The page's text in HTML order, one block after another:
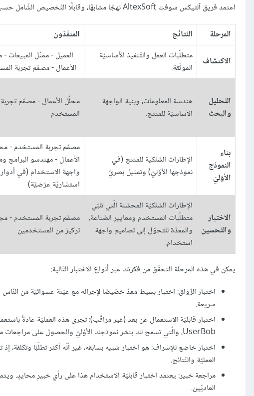
اعتمد فريق آلتيكس سوفت AltexSoft نهجًا مشابهًا، وقابلًا التّخصيص الشّامل حسب تفاصيل مشروعك. وتتبع خطّة تطوير تجربة المستخدم عادةً المراحل التّالية:
المرحلة
النّتائج المنفّذون
الاكتشاف
متطلّبات العمل والتّنفيذ الأساسيّة
الموثّقة.
العميل - ممثّل المبيعات
الأعمال - مصمّم تجربة
التّحليل
والبحث
هندسة المعلومات، وبنية الواجهة
الأساسيّة للمنتج.
محلّل الأعمال - مصمّم تجربة
المستخدم
بناء
النموذج
الأوّليّ
الإطارات السّلكية للمنتج (في
نموذجها الأوّليّ) وتمثيل بصريّ
مصمّم تجربة المستخدم -
الأعمال - مهندسو البرامج
واجهة الاستخدام (في أدوار
استشاريّة عرَضيَّة)
الاختبار
والتّحسين
الإطارات السّلكيّة المحسّنة الّتي تلبّي
متطلّبات المستخدم ومعايير الصّناعة،
والمعدّة للتحوّل إلى تصاميم واجهة
استخدام.
مصمّم تجربة المستخدم -
تركيز من المستخدمين
يمكن في هذه المرحلة التحقّق من فكرتك عبر أنواع الاختبار التّالية:
اختبار الرِّواق: اختبار بسيط معدّ خصّيصًا لإجرائه مع عيّنة عشوائيّة من
سريعة.
UserBob، والّتي تسمح لك بنشر نموذجك الأوّليّ والحصول على مراجعات من أناس حقيقيّين يختبرونه عن بعدٍ لقاء مقابل مادّيٍّ بسيط.
اختبار خاضع للإشراف: هو اختبار شبيه بسابقه، غير أنّه أكثر تطلّبًا وتكلفة،
العمليّة والنّتائج.
مراجعة خبير: يعتمد اختبار قابليّة الاستخدام هذا على رأي خبيرٍ
العاديّين.